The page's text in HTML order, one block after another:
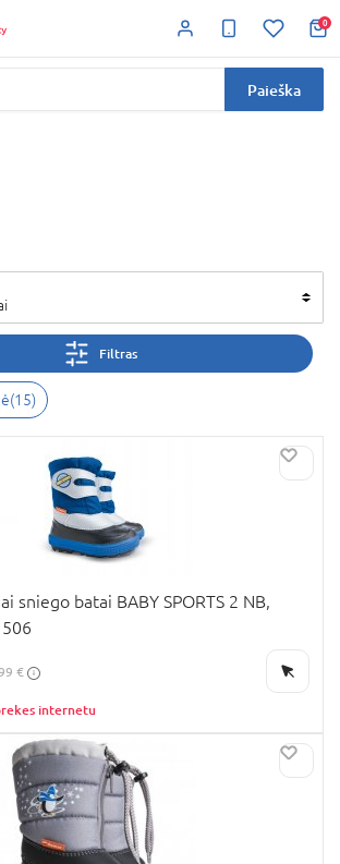
0
Paieška
Filtras
(15)
sniego batai BABY SPORTS 2 NB,
€
internetu